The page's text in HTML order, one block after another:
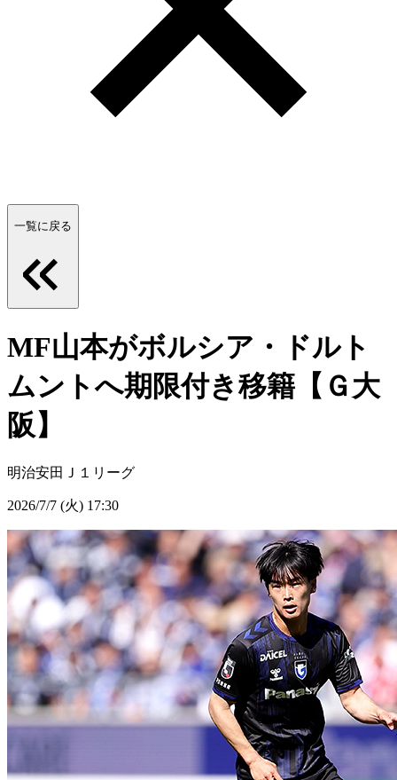
一覧に戻る
MF山本がボルシア・ドルト
ムントへ期限付き移籍【Ｇ大
阪】
明治安田Ｊ１リーグ
2026/7/7 (火) 17:30